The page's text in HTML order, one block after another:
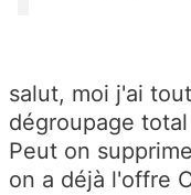
salut, moi j'ai
dégroupage
Peut on
on a déjà l'offre